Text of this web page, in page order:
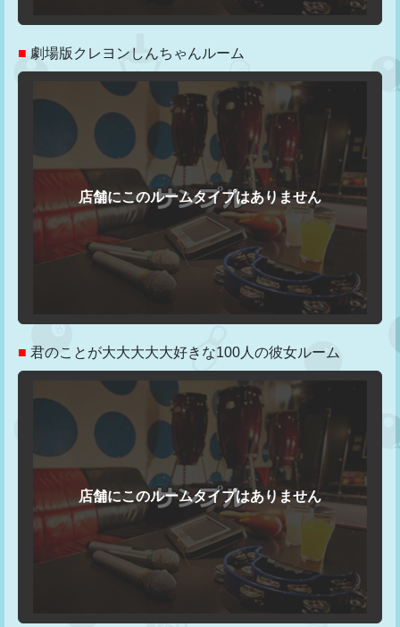
■ 劇場版クレヨンしんちゃんルーム
■ 君のことが大大大大大好きな100人の彼女ルーム